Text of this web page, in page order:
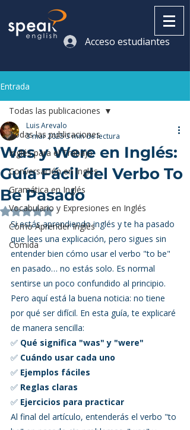
Acceso estudiantes
Entrada
Todas las publicaciones
Inglés para el Trabajo
Conversación en Inglés
Gramática en Inglés
Vocabulario y Expresiones en Inglés
Cómo Aprender Inglés
Comida
Todas las publicaciones
Was y Were en Inglés:
Guía Fácil del Verbo To
Be Pasado
Luis Arevalo
3 mar 20253 min de lectura
Obtuvo NaN de 5 estrellas.
Si estás aprendiendo inglés y te ha pasado
que lees una explicación, pero sigues sin
entender bien cómo usar el verbo "to be"
en pasado… no estás solo. Es normal
sentirse un poco confundido al principio.
Pero aquí está la buena noticia: no tiene
por qué ser difícil. En esta guía, te explicaré
de manera sencilla:
✅ Qué significa "was" y "were"
✅ Cuándo usar cada uno
✅ Ejemplos fáciles
✅ Reglas claras
✅ Ejercicios para practicar
Al final del artículo, entenderás el verbo "to